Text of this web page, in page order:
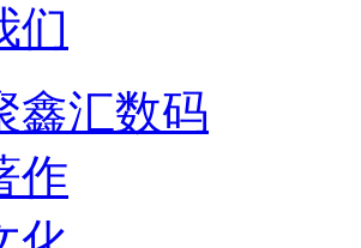
们
鑫汇数码
作